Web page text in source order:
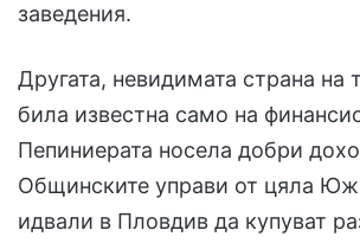
заведения.
Другата, невидимата страна на
била известна само на
Пепиниерата носела добри
Общинските управи от цяла
идвали в Пловдив да купуват